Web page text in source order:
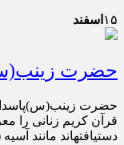
۱۵ اسفند
حضرت
حضرت
قرآن كريم زنانى را
دست‏يافته‏اند مانند